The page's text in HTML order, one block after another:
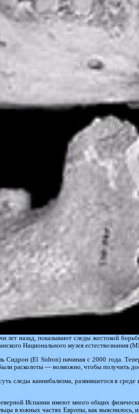
лет назад, показывают следы жестокой
Национального музея естествознания
(El Sidron) начиная с 2000 года.
расколоты — возможно, чтобы получить
следы каннибализма, развившегося в среде
Испании имеют много общих
в южных частях Европы, как выяснилось,